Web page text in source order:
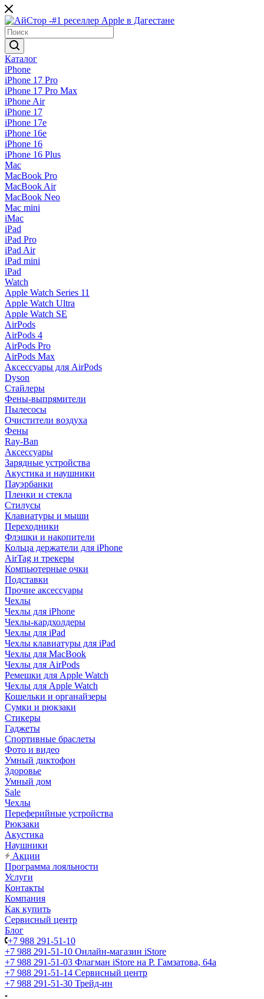
Каталог
iPhone
iPhone 17 Pro
iPhone 17 Pro Max
iPhone Air
iPhone 17
iPhone 17e
iPhone 16e
iPhone 16
iPhone 16 Plus
Mac
MacBook Pro
MacBook Air
MacBook Neo
Mac mini
iMac
iPad
iPad Pro
iPad Air
iPad mini
iPad
Watch
Apple Watch Series 11
Apple Watch Ultra
Apple Watch SE
AirPods
AirPods 4
AirPods Pro
AirPods Max
Аксессуары для AirPods
Dyson
Стайлеры
Фены-выпрямители
Пылесосы
Очистители воздуха
Фены
Ray-Ban
Аксессуары
Зарядные устройства
Акустика и наушники
Пауэрбанки
Пленки и стекла
Стилусы
Клавиатуры и мыши
Переходники
Флэшки и накопители
Кольца держатели для iPhone
AirTag и трекеры
Компьютерные очки
Подставки
Прочие аксессуары
Чехлы
Чехлы для iPhone
Чехлы-кардхолдеры
Чехлы для iPad
Чехлы клавиатуры для iPad
Чехлы для MacBook
Чехлы для AirPods
Ремешки для Apple Watch
Чехлы для Apple Watch
Кошельки и органайзеры
Сумки и рюкзаки
Стикеры
Гаджеты
Спортивные браслеты
Фото и видео
Умный диктофон
Здоровье
Умный дом
Sale
Чехлы
Переферийные устройства
Рюкзаки
Акустика
Наушники
Акции
Программа лояльности
Услуги
Контакты
Компания
Как купить
Сервисный центр
Блог
+7 988 291-51-10
+7 988 291-51-10 Онлайн-магазин iStore
+7 988 291-51-03 Флагман iStore на Р. Гамзатова, 64а
+7 988 291-51-14 Сервисный центр
+7 988 291-51-30 Трейд-ин